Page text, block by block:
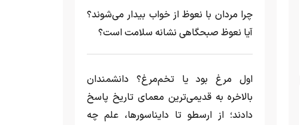
چرا مردان با نعوظ از خواب بیدار می‌شوند؟
آیا نعوظ صبحگاهی نشانه سلامت است؟
اول مرغ بود یا تخم‌مرغ؟ دانشمندان
بالاخره به قدیمی‌ترین معمای تاریخ پاسخ
دادند؛ از ارسطو تا دایناسورها، علم چه